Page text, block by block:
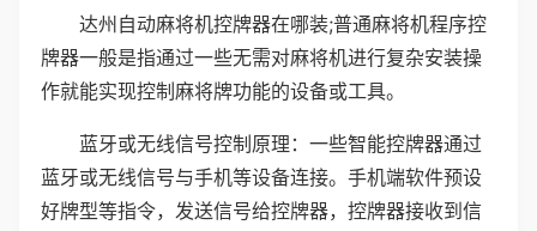
达州自动麻将机控牌器在哪装;普通麻将机程序控
牌器一般是指通过一些无需对麻将机进行复杂安装操
作就能实现控制麻将牌功能的设备或工具。
蓝牙或无线信号控制原理：一些智能控牌器通过
蓝牙或无线信号与手机等设备连接。手机端软件预设
好牌型等指令，发送信号给控牌器，控牌器接收到信